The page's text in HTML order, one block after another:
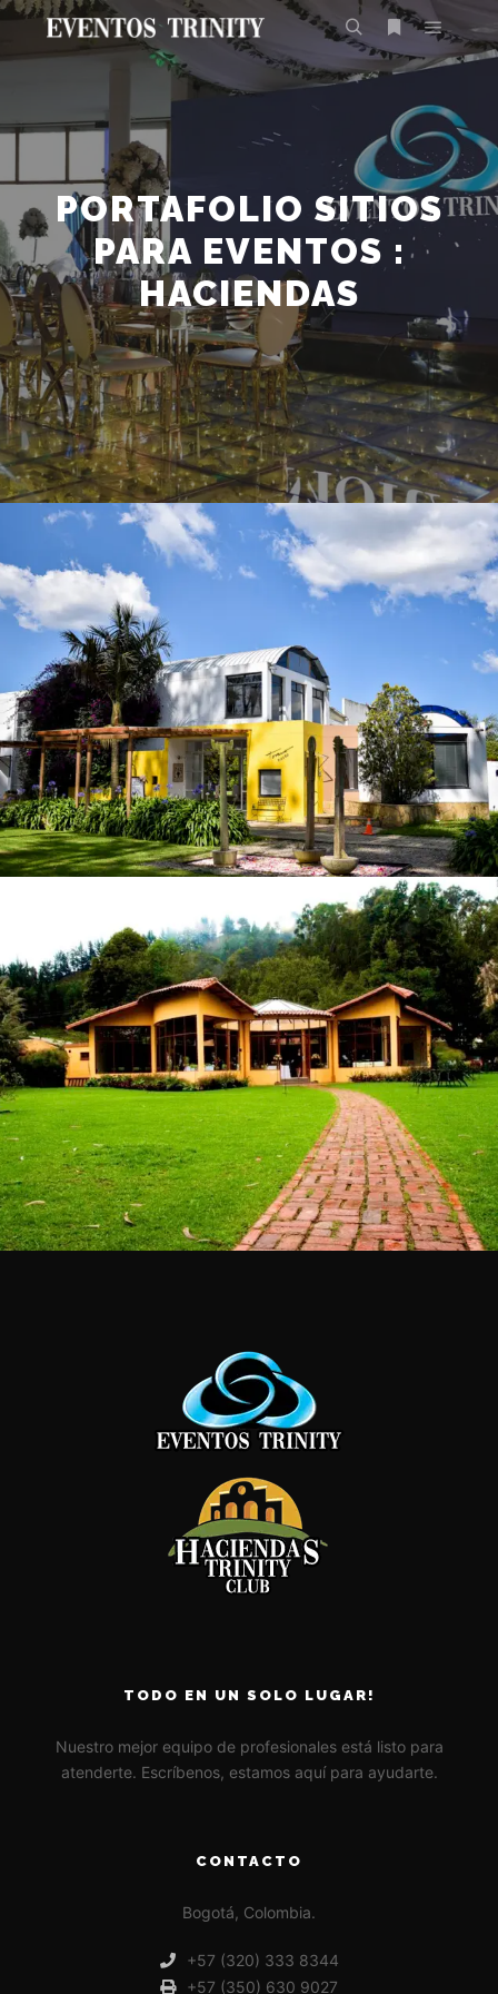
PORTAFOLIO SITIOS
PARA EVENTOS :
HACIENDAS
TODO EN UN SOLO LUGAR!
Nuestro mejor equipo de profesionales está listo para
atenderte. Escríbenos, estamos aquí para ayudarte.
CONTACTO
Bogotá, Colombia.
+57 (320) 333 8344
+57 (350) 630 9027